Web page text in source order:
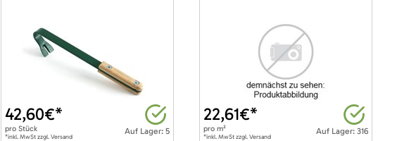
Auf Lager: 5
42,60€*
pro Stück
*inkl. MwSt zzgl. Versand
Auf Lager: 316
22,61€*
prom²
*inkl. MwSt zzgl. Versand